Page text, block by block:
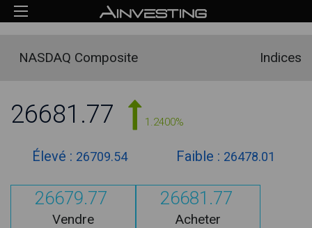
NASDAQ Composite Indices
26681.77 1.2400%
Élevé : 26709.54 Faible : 26478.01
26679.77
Vendre
26681.77
Acheter